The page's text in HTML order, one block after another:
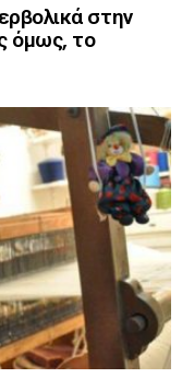
στην
όμως, το